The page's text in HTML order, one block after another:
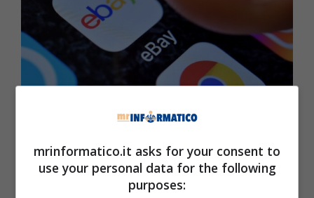
eBay, l’offerta imperdibile per acquistare Samsung Galaxy A54
Fare a meno del cellulare è impossibile,
praticamente è sempre con noi. Con il corso del
tempo, però, questo potrebbe danneggiarsi e
mrinformatico.it asks for your consent to
use your personal data for the following
purposes: